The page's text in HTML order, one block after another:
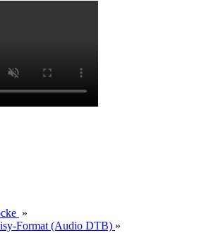
»
Format (Audio DTB) »